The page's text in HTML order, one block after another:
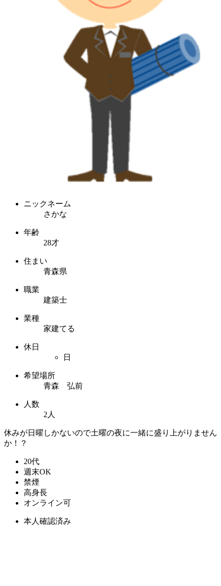
ニックネーム
さかな
年齢
28才
住まい
青森県
職業
建築士
業種
家建てる
休日
日
希望場所
青森 弘前
人数
2人
休みが日曜しかないので土曜の夜に一緒に盛り上がりません
か！？
20代
週末OK
禁煙
高身長
オンライン可
本人確認済み